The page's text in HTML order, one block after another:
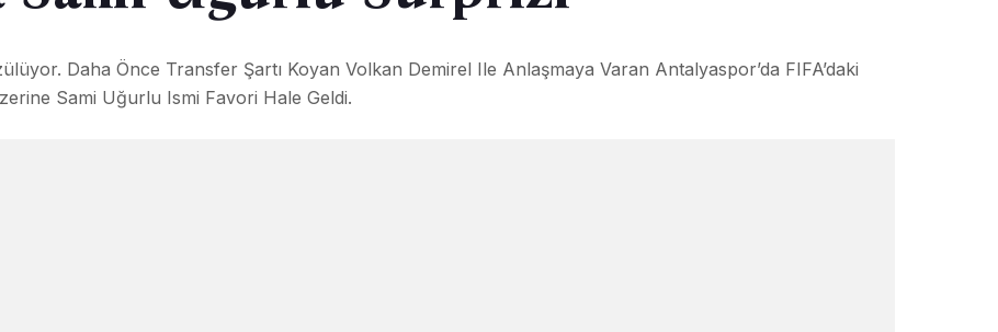
Daha Önce Transfer Şartı Koyan Volkan Demirel Ile Anlaşmaya Varan Antalyaspor’da FIFA’daki
Sami Uğurlu Ismi Favori Hale Geldi.